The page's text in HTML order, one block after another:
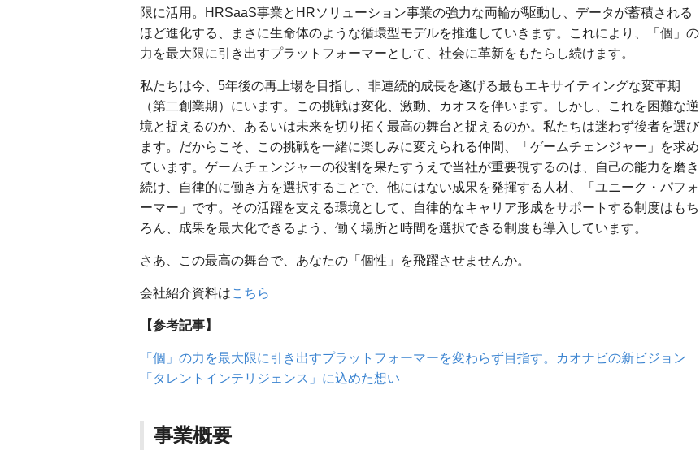
限に活用。HRSaaS事業とHRソリューション事業の強力な両輪が駆動し、データが蓄積される
ほど進化する、まさに生命体のような循環型モデルを推進していきます。これにより、「個」の
力を最大限に引き出すプラットフォーマーとして、社会に革新をもたらし続けます。
私たちは今、5年後の再上場を目指し、非連続的成長を遂げる最もエキサイティングな変革期
（第二創業期）にいます。この挑戦は変化、激動、カオスを伴います。しかし、これを困難な逆
境と捉えるのか、あるいは未来を切り拓く最高の舞台と捉えるのか。私たちは迷わず後者を選び
ます。だからこそ、この挑戦を一緒に楽しみに変えられる仲間、「ゲームチェンジャー」を求め
ています。ゲームチェンジャーの役割を果たすうえで当社が重要視するのは、自己の能力を磨き
続け、自律的に働き方を選択することで、他にはない成果を発揮する人材、「ユニーク・パフォ
ーマー」です。その活躍を支える環境として、自律的なキャリア形成をサポートする制度はもち
ろん、成果を最大化できるよう、働く場所と時間を選択できる制度も導入しています。
さあ、この最高の舞台で、あなたの「個性」を飛躍させませんか。
会社紹介資料はこちら
【参考記事】
「個」の力を最大限に引き出すプラットフォーマーを変わらず目指す。カオナビの新ビジョン
「タレントインテリジェンス」に込めた想い
事業概要